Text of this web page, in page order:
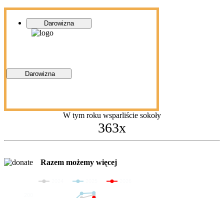
Darowizna
Darowizna
W tym roku wsparliście sokoły
363x
Razem możemy więcej